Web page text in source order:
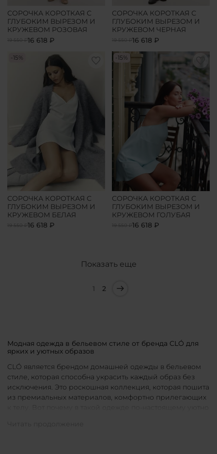
СОРОЧКА КОРОТКАЯ С
ГЛУБОКИМ ВЫРЕЗОМ И
КРУЖЕВОМ РОЗОВАЯ
19 550 ₽16 618 ₽
СОРОЧКА КОРОТКАЯ С
ГЛУБОКИМ ВЫРЕЗОМ И
КРУЖЕВОМ ЧЕРНАЯ
19 550 ₽16 618 ₽
-15%
СОРОЧКА КОРОТКАЯ С
ГЛУБОКИМ ВЫРЕЗОМ И
КРУЖЕВОМ БЕЛАЯ
19 550 ₽16 618 ₽
-15%
СОРОЧКА КОРОТКАЯ С
ГЛУБОКИМ ВЫРЕЗОМ И
КРУЖЕВОМ ГОЛУБАЯ
19 550 ₽16 618 ₽
Показать еще
1 2
Модная одежда в бельевом стиле от бренда CLÓ для
ярких и уютных образов
CLÓ является брендом домашней одежды в бельевом
стиле, которая способна украсить каждый образ без
исключения. Это роскошная коллекция, которая пошита
из премиальных материалов, комфортно прилегающих
к телу. Вот почему в такой одежде по-настоящему уютно